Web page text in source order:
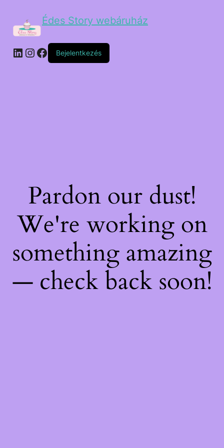
Édes Story webáruház
Bejelentkezés
Pardon our dust!
We're working on
something amazing
— check back soon!